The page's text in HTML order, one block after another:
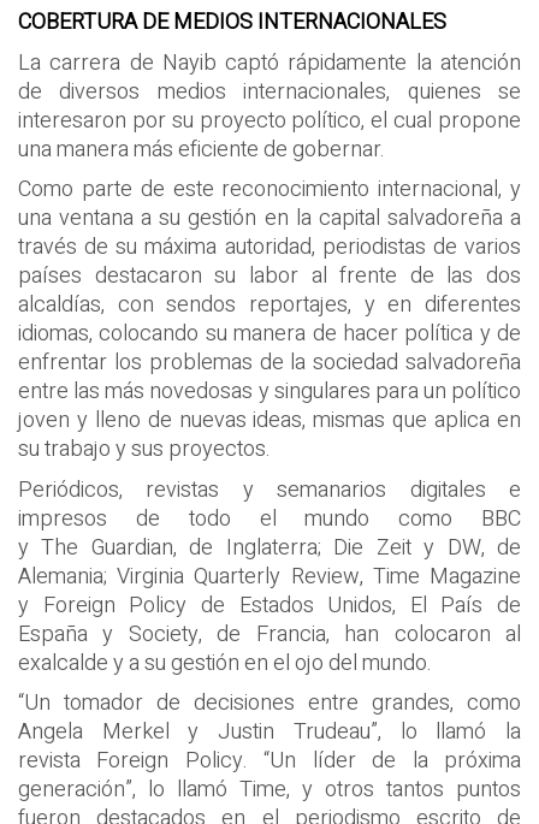
COBERTURA DE MEDIOS INTERNACIONALES
La carrera de Nayib captó rápidamente la atención
de diversos medios internacionales, quienes se
interesaron por su proyecto político, el cual propone
una manera más eficiente de gobernar.
Como parte de este reconocimiento internacional, y
una ventana a su gestión en la capital salvadoreña a
través de su máxima autoridad, periodistas de varios
países destacaron su labor al frente de las dos
alcaldías, con sendos reportajes, y en diferentes
idiomas, colocando su manera de hacer política y de
enfrentar los problemas de la sociedad salvadoreña
entre las más novedosas y singulares para un político
joven y lleno de nuevas ideas, mismas que aplica en
su trabajo y sus proyectos.
Periódicos, revistas y semanarios digitales e
impresos de todo el mundo como BBC
y The Guardian, de Inglaterra; Die Zeit y DW, de
Alemania; Virginia Quarterly Review, Time Magazine
y Foreign Policy de Estados Unidos, El País de
España y Society, de Francia, han colocaron al
exalcalde y a su gestión en el ojo del mundo.
“Un tomador de decisiones entre grandes, como
Angela Merkel y Justin Trudeau”, lo llamó la
revista Foreign Policy. “Un líder de la próxima
generación”, lo llamó Time, y otros tantos puntos